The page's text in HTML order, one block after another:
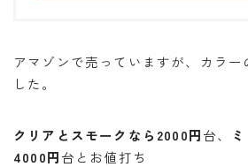
アマゾンで売っていますが、カラ
した。
クリアとスモークなら2000円台、
4000円台とお値打ち